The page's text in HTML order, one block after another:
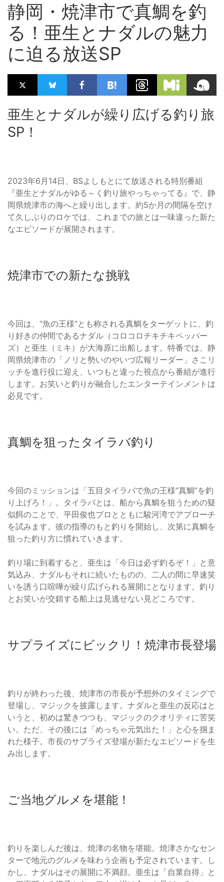
静岡・焼津市で真鯛を釣
る！亜生とナダルの魅力
に迫る放送SP
亜生とナダルが繰り広げる釣り旅
SP！
2023年6月14日、BSよしもとにて放送される特別番組
『亜生とナダルがゆる～く釣り旅やっちゃってる』で、静
岡県焼津市の海へと繰り出します。約5か月の間隔を空け
て久しぶりのロケでは、これまでの旅とは一味違った新た
なエピソードが展開されます。
焼津市での新たな挑戦
今回は、“魚の王様”とも称される真鯛をターゲットに、釣
り好きの仲間であるナダル（コロコロチキチキペッパー
ズ）と亜生（ミキ）が大海原に出船します。特番では、静
岡県焼津市の「ノリと勢いのやいづ広報リーダー」さこリ
ッチを進行役に迎え、いつもと違った視点から番組が進行
します。お笑いと釣りが融合したエンターテインメントは
必見です。
真鯛を狙ったタイラバ釣り
今回のミッションは「五目タイラバで魚の王様“真鯛”を釣
り上げろ！」。タイラバとは、船から真鯛を狙うための疑
似餌のことで、平田俊也プロとともに駿河湾でアプローチ
を試みます。彼の指導のもと釣りを開始し、次第に真鯛を
狙った釣り方に慣れていきます。
釣り場に到着すると、亜生は「今日は必ず釣るぞ！」と意
気込み、ナダルもそれに続いたものの、二人の間に早速笑
いを誘う口喧嘩が繰り広げられる展開にとなります。釣り
とお笑いが交錯する船上は見逃せない見どころです。
サプライズにビックリ！焼津市長登場
釣りが終わった後、焼津市の市長が予想外のタイミングで
登場し、マジックを披露します。ナダルと亜生の反応はと
いうと、初めは驚きつつも、マジックのクオリティに苦笑
い。ただ、その後には「めっちゃ元気出た！」と心を掴ま
れた様子。市長のサプライズ登場が新たなエピソードを生
み出します。
ご当地グルメを堪能！
釣りを楽しんだ後は、焼津の名物を堪能。焼津さかなセン
ターで地元のグルメを味わう企画も予定されています。し
かし、ナダルはその展開に不満顔。亜生は「自業自得」と